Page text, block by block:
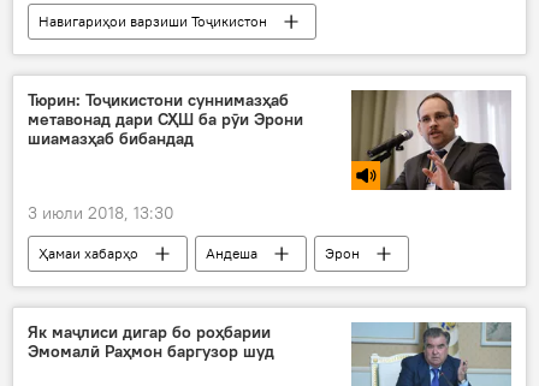
Навигариҳои варзиши Тоҷикистон
Ҳамаи хабарҳо
Лионел Месси
Криштиану Роналду
пирӯзӣ
талоқ
Дар ҷаҳон
футбол
Тюрин: Тоҷикистони суннимазҳаб
метавонад дари СҲШ ба рӯи Эрони
шиамазҳаб бибандад
3 июли 2018, 13:30
Ҳамаи хабарҳо Андеша
Эрон
СҲШ
шиъа суннӣ
клуб
Дар Русия
Дар Тоҷикистон
Як маҷлиси дигар бо роҳбарии
Эмомалӣ Раҳмон баргузор шуд